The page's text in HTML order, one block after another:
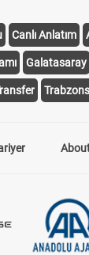
Canlı Anlatım
Galatasaray